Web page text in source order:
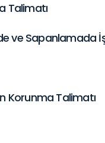
Talimatı
ve Sapanlamada
Korunma Talimatı